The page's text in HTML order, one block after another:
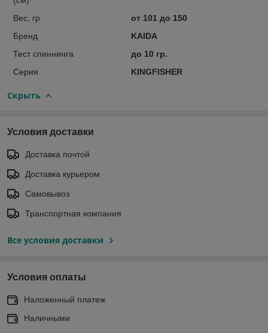
Вес, гр
от 101 до 150
Бренд
KAIDA
Тест спиннинга
до 10 гр.
Серия
KINGFISHER
Скрыть
Условия доставки
Доставка почтой
Доставка курьером
Самовывоз
Транспортная компания
Все условия доставки
Условия оплаты
Наложенный платеж
Наличными